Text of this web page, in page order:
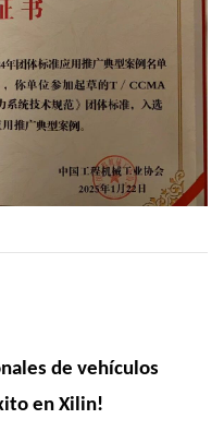
de vehículos
en Xilin!